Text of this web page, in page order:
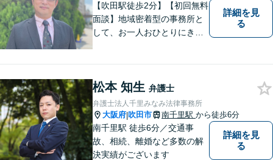
【吹田駅徒歩2分】【初回無料
面談】地域密着型の事務所と
して、お一人おひとりにきめ
ごとに対応！まずは無料相談
にお越しください。【完全個
室対応】
詳細を見
る
松本 知生 弁護士
弁護士法人千里みなみ法律事務所
大阪府|吹田市 南千里駅 から徒歩6分
南千里駅 徒歩6分／交通事
故、相続、離婚など多数の解
決実績がございます
詳細を見
る